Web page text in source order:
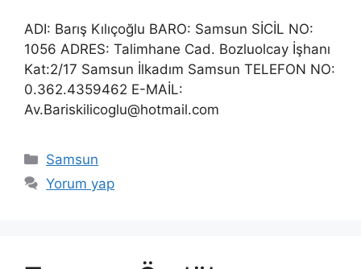
ADI: Barış Kılıçoğlu BARO: Samsun SİCİL NO:
1056 ADRES: Talimhane Cad. Bozluolcay İşhanı
Kat:2/17 Samsun İlkadım Samsun TELEFON NO:
0.362.4359462 E-MAİL:
Av.Bariskilicoglu@hotmail.com
Kategoriler
Samsun
Yorum yap